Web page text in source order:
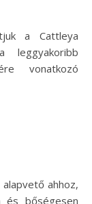
a Cattleya
leggyakoribb
vonatkozó
ahhoz,
és bőségesen